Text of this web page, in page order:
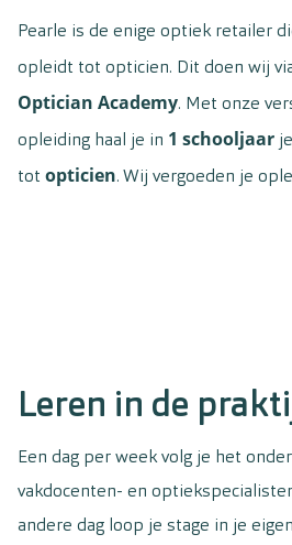
Pearle is de enige optiek retailer
opleidt tot opticien. Dit doen wij
Optician Academy. Met onze
opleiding haal je in 1 schooljaar je
tot opticien. Wij vergoeden je
Leren in de
Een dag per week volg je het
vakdocenten- en
andere dag loop je stage in je